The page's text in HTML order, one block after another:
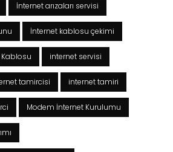
İnternet arızaları servisi
İnternet kablosu çekimi
internet servisi
tamircisi internet tamiri
Modem İnternet Kurulumu